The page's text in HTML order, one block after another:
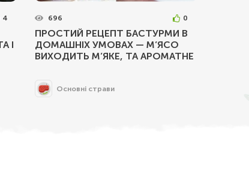
4
І
696 0
ПРОСТИЙ РЕЦЕПТ БАСТУРМИ В
ДОМАШНІХ УМОВАХ — М’ЯСО
ВИХОДИТЬ М’ЯКЕ, ТА АРОМАТНЕ
Основні страви